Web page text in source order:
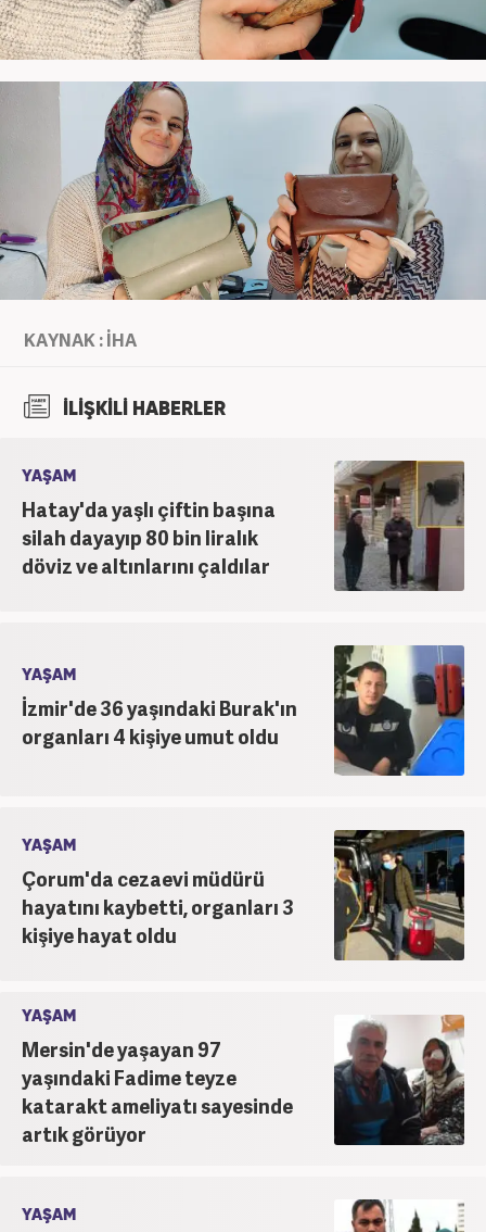
KAYNAK : İHA
İLİŞKİLİ HABERLER
YAŞAM
Hatay'da yaşlı çiftin başına
silah dayayıp 80 bin liralık
döviz ve altınlarını çaldılar
YAŞAM
İzmir'de 36 yaşındaki Burak'ın
organları 4 kişiye umut oldu
YAŞAM
Çorum'da cezaevi müdürü
hayatını kaybetti, organları 3
kişiye hayat oldu
YAŞAM
Mersin'de yaşayan 97
yaşındaki Fadime teyze
katarakt ameliyatı sayesinde
artık görüyor
YAŞAM